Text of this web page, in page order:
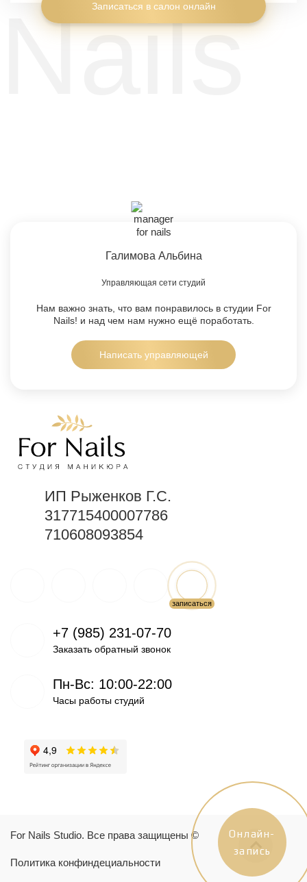
Онлайн-
запись
Записаться в салон онлайн
Галимова Альбина
Управляющая сети студий
Нам важно знать, что вам понравилось в студии For
Nails! и над чем нам нужно ещё поработать.
Написать управляющей
ИП Рыженков Г.С.
317715400007786
710608093854
+7 (985) 231-07-70
Заказать обратный звонок
Пн-Вс: 10:00-22:00
Часы работы студий
For Nails Studio. Все права защищены ©
Политика конфиндециальности